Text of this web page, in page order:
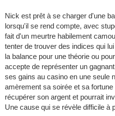
Nick est prêt à se charger d'une
lorsqu'il se rend compte, avec
fait d'un meurtre habilement
tenter de trouver des indices qui
la balance pour une théorie ou
accepte de représenter un
ses gains au casino en une seule
amèrement sa soirée et sa
récupérer son argent et pourrait
Une cause qui se révèle difficile à